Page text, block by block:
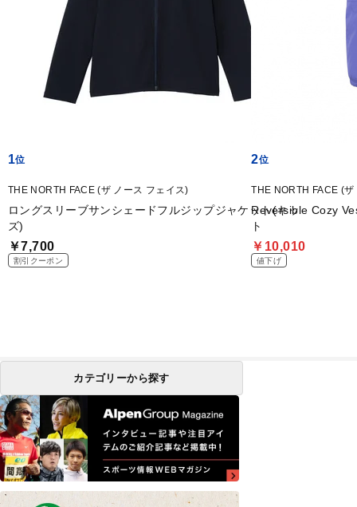
1
THE NORTH FACE (ザ ノース フェイス)
ロングスリーブサンシェードフルジップジャケット(キッ
ズ)
￥7,700
割引クーポン
2
THE NORTH FACE (
Reversible Cozy
ト
￥10,010
値下げ
カテゴリーから探す